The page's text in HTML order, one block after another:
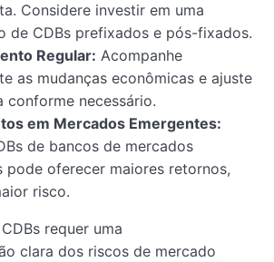
Considere investir em uma
de CDBs prefixados e pós-fixados.
Regular: Acompanhe
as mudanças econômicas e ajuste
conforme necessário.
em Mercados Emergentes:
de bancos de mercados
pode oferecer maiores retornos,
risco.
requer uma
clara dos riscos de mercado